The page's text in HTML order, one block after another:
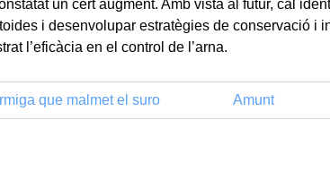
un cert augment. Amb vista al futur, cal
i desenvolupar estratègies de conservació i
l’eficàcia en el control de l’arna.
que malmet el suro Amunt